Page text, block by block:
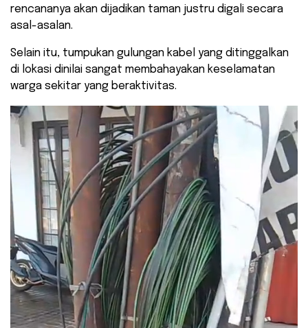
rencananya akan dijadikan taman justru digali secara
asal-asalan.
Selain itu, tumpukan gulungan kabel yang ditinggalkan
di lokasi dinilai sangat membahayakan keselamatan
warga sekitar yang beraktivitas.